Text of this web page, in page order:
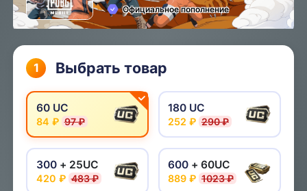
Официальное пополнение
1 Выбрать товар
60 UC
84 ₽ 97 ₽
180 UC
252 ₽ 290 ₽
300 + 25UC
420 ₽ 483 ₽
600 + 60UC
889 ₽ 1023 ₽